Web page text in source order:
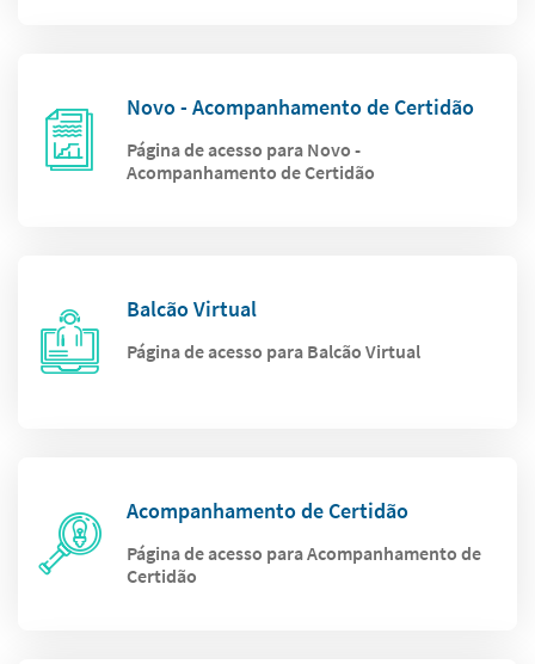
Novo - Acompanhamento de Certidão
Página de acesso para Novo -
Acompanhamento de Certidão
Balcão Virtual
Página de acesso para Balcão Virtual
Acompanhamento de Certidão
Página de acesso para Acompanhamento de
Certidão